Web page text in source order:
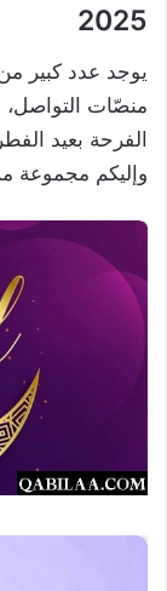
2025
يوجد عدد كبير
منصّات التواصل،
الفرحة بعيد
وإليكم مجموعة